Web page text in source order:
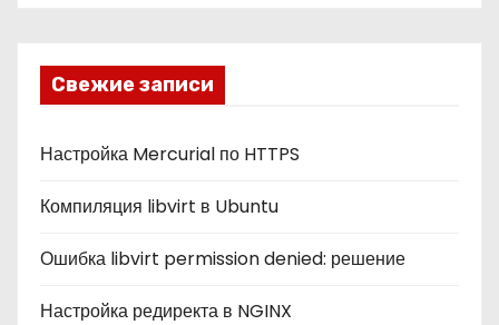
к
и
Свежие записи
Настройка Mercurial по HTTPS
Компиляция libvirt в Ubuntu
Ошибка libvirt permission denied: решение
Настройка редиректа в NGINX